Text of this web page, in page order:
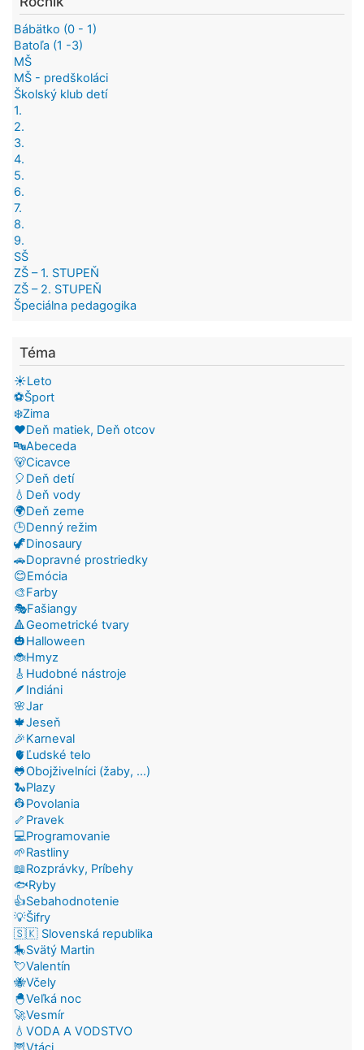
Bábätko (0 - 1)
Batoľa (1 -3)
MŠ
MŠ - predškoláci
Školský klub detí
1.
2.
3.
4.
5.
6.
7.
8.
9.
SŠ
ZŠ – 1. STUPEŇ
ZŠ – 2. STUPEŇ
Špeciálna pedagogika
Téma
☀️Leto
⚽Šport
❄️Zima
❤️Deň matiek, Deň otcov
🔤Abeceda
🐻Cicavce
🎈Deň detí
💧Deň vody
🌍Deň zeme
🕒Denný režim
🦖Dinosaury
🚗Dopravné prostriedky
😊Emócia
🎨Farby
🎭Fašiangy
🔺Geometrické tvary
🎃Halloween
🐞Hmyz
🎸Hudobné nástroje
🪶Indiáni
🌸Jar
🍁Jeseň
🎉Karneval
🫀Ľudské telo
🐸Obojživelníci (žaby, ...)
🐍Plazy
👷Povolania
🦴Pravek
💻Programovanie
🌱Rastliny
📖Rozprávky, Príbehy
🐟Ryby
👍Sebahodnotenie
💡Šifry
🇸🇰 Slovenská republika
🎠Svätý Martin
💘Valentín
🐝Včely
🐣Veľká noc
🚀Vesmír
💧VODA A VODSTVO